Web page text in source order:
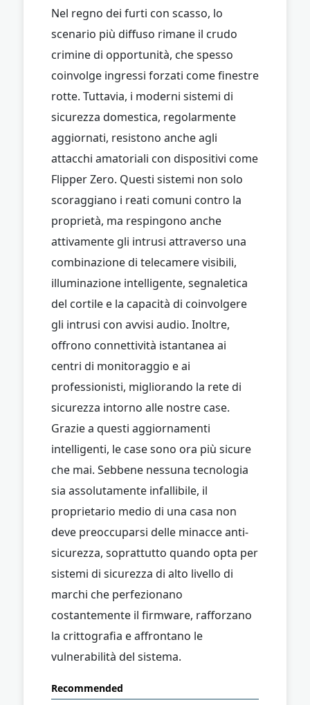
Nel regno dei furti con scasso, lo
scenario più diffuso rimane il crudo
crimine di opportunità, che spesso
coinvolge ingressi forzati come finestre
rotte. Tuttavia, i moderni sistemi di
sicurezza domestica, regolarmente
aggiornati, resistono anche agli
attacchi amatoriali con dispositivi come
Flipper Zero. Questi sistemi non solo
scoraggiano i reati comuni contro la
proprietà, ma respingono anche
attivamente gli intrusi attraverso una
combinazione di telecamere visibili,
illuminazione intelligente, segnaletica
del cortile e la capacità di coinvolgere
gli intrusi con avvisi audio. Inoltre,
offrono connettività istantanea ai
centri di monitoraggio e ai
professionisti, migliorando la rete di
sicurezza intorno alle nostre case.
Grazie a questi aggiornamenti
intelligenti, le case sono ora più sicure
che mai. Sebbene nessuna tecnologia
sia assolutamente infallibile, il
proprietario medio di una casa non
deve preoccuparsi delle minacce anti-
sicurezza, soprattutto quando opta per
sistemi di sicurezza di alto livello di
marchi che perfezionano
costantemente il firmware, rafforzano
la crittografia e affrontano le
vulnerabilità del sistema.
Recommended